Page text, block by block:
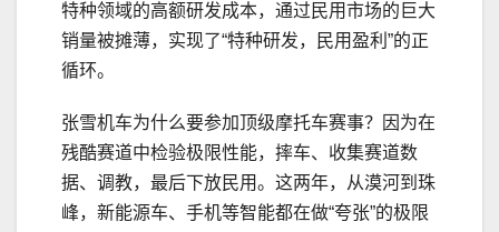
特种领域的高额研发成本，通过民用市场的巨大
销量被摊薄，实现了“特种研发，民用盈利”的正
循环。
张雪机车为什么要参加顶级摩托车赛事？因为在
残酷赛道中检验极限性能，摔车、收集赛道数
据、调教，最后下放民用。这两年，从漠河到珠
峰，新能源车、手机等智能都在做“夸张”的极限